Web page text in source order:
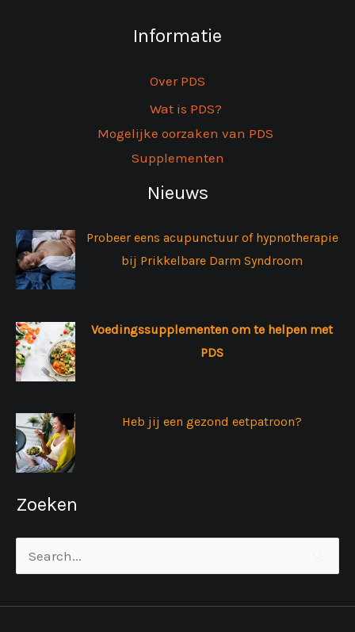
Informatie
Over PDS
Wat is PDS?
Mogelijke oorzaken van PDS
Supplementen
Nieuws
Probeer eens acupunctuur of hypnotherapie
bij Prikkelbare Darm Syndroom
Voedingssupplementen om te helpen met
PDS
Heb jij een gezond eetpatroon?
Zoeken
Zoek